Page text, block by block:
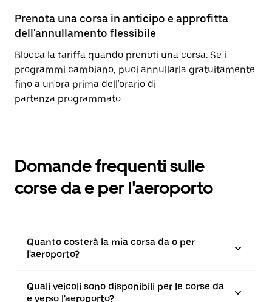
Prenota una corsa in anticipo e approfitta
dell'annullamento flessibile
Blocca la tariffa quando prenoti una corsa. Se i
programmi cambiano, puoi annullarla gratuitamente
fino a un'ora prima dell'orario di
partenza programmato.
Domande frequenti sulle
corse da e per l'aeroporto
Quanto costerà la mia corsa da o per
l'aeroporto?
Quali veicoli sono disponibili per le corse da
e verso l'aeroporto?